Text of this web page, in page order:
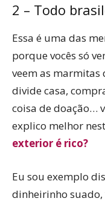
2 – Todo
Essa é uma das
porque vocês só
veem as marmitas
divide casa,
coisa de doação…
explico melhor
exterior é rico?
Eu sou exemplo
dinheirinho